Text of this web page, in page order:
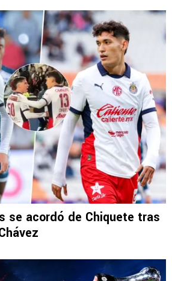
se acordó de Chiquete tras